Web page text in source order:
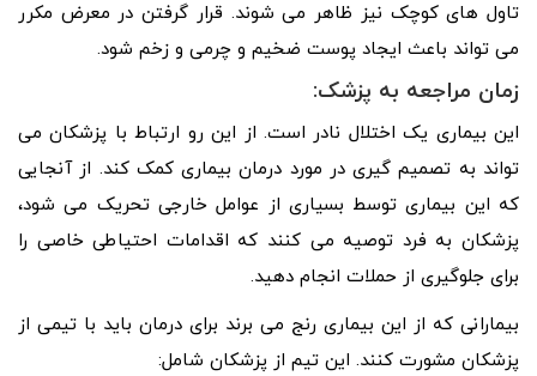
تاول های کوچک نیز ظاهر می شوند. قرار گرفتن در معرض مکرر
می تواند باعث ایجاد پوست ضخیم و چرمی و زخم شود.
زمان مراجعه به پزشک:
این بیماری یک اختلال نادر است. از این رو ارتباط با پزشکان می
تواند به تصمیم گیری در مورد درمان بیماری کمک کند. از آنجایی
که این بیماری توسط بسیاری از عوامل خارجی تحریک می شود،
پزشکان به فرد توصیه می کنند که اقدامات احتیاطی خاصی را
برای جلوگیری از حملات انجام دهید.
بیمارانی که از این بیماری رنج می برند برای درمان باید با تیمی از
پزشکان مشورت کنند. این تیم از پزشکان شامل: